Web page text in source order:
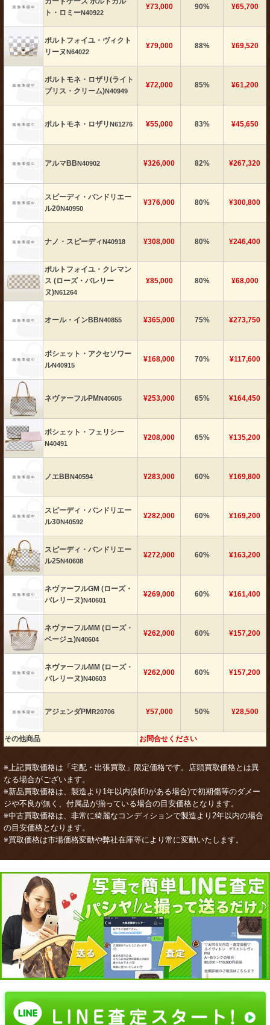
ト・ロミーN40922
¥73,000 90% ¥65,700
ポルトフォイユ・ヴィクト
リーヌN64022
¥79,000 88% ¥69,520
ポルトモネ・ロザリ(ライト
ブリス・クリーム)N40949
¥72,000 85% ¥61,200
ポルトモネ・ロザリN61276 ¥55,000 83% ¥45,650
アルマBBN40902 ¥326,000 82% ¥267,320
スピーディ・バンドリエー
ル20N40950
¥376,000 80% ¥300,800
ナノ・スピーディN40918 ¥308,000 80% ¥246,400
ポルトフォイユ・クレマン
ス (ローズ・バレリー
ヌ)N61264
¥85,000 80% ¥68,000
オール・インBBN40855 ¥365,000 75% ¥273,750
ポシェット・アクセソワー
ルN40915
¥168,000 70% ¥117,600
ネヴァーフルPMN40605 ¥253,000 65% ¥164,450
ポシェット・フェリシー
N40491
¥208,000 65% ¥135,200
ノエBBN40594 ¥283,000 60% ¥169,800
スピーディ・バンドリエー
ル30N40592
¥282,000 60% ¥169,200
スピーディ・バンドリエー
ル25N40608
¥272,000 60% ¥163,200
ネヴァーフルGM (ローズ・
バレリーヌ)N40601
¥269,000 60% ¥161,400
ネヴァーフルMM (ローズ・
ベージュ)N40604
¥262,000 60% ¥157,200
ネヴァーフルMM (ローズ・
バレリーヌ)N40603
¥262,000 60% ¥157,200
アジェンダPMR20706 ¥57,000 50% ¥28,500
その他商品 お問合せください
※上記買取価格は「宅配・出張買取」限定価格です。店頭買取価格とは異
なる場合がございます。
※新品買取価格は、製造より1年以内(刻印がある場合)で初期傷等のダメー
ジや不良が無く、付属品が揃っている場合の目安価格となります。
※中古買取価格は、非常に綺麗なコンディションで製造より2年以内の場合
の目安価格となります。
※買取価格は市場価格変動や弊社在庫等により常に変動いたします。